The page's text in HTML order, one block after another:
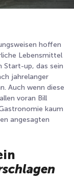
hoffen
Lebensmittel
Start-up, das sein
jahrelanger
Auch wenn diese
voran Bill
kaum
angesagten